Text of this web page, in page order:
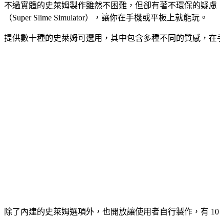
不過實體的史萊姆製作雖然不困難，但卻有著不環保的疑
（Super Slime Simulator），讓你在手機或平板上就能玩。
提供數十種的史萊姆可選用，其中包含多種不同的質感，
除了內建的史萊姆選項外，也開放讓使用者自行製作，有